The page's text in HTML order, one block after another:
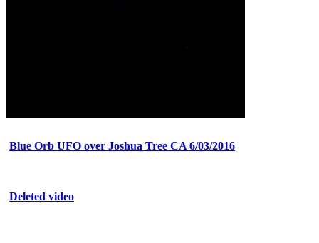
Blue Orb UFO over Joshua Tree CA 6/03/2016
Deleted video